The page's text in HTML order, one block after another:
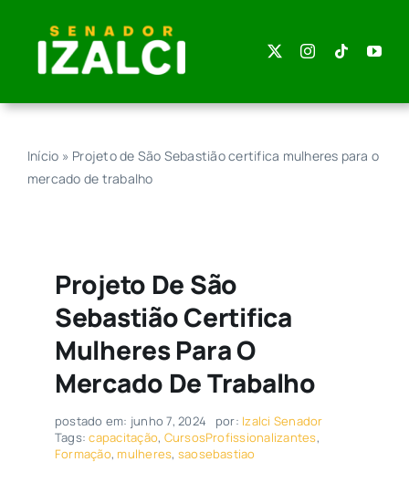
content
Início » Projeto de São Sebastião certifica mulheres para o
mercado de trabalho
Projeto De São
Sebastião Certifica
Mulheres Para O
Mercado De Trabalho
postado em: junho 7, 2024 por: Izalci Senador
Tags:capacitação, CursosProfissionalizantes,
Formação, mulheres, saosebastiao